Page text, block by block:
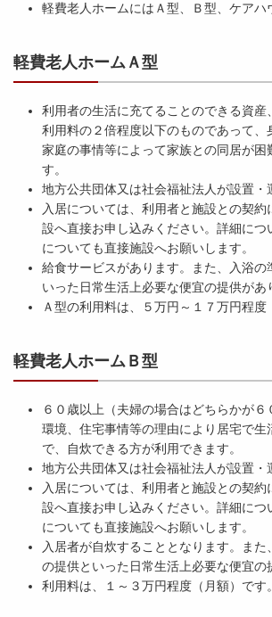
軽費老人ホームにはＡ型、Ｂ型、ケアハ
軽費老人ホームＡ型
利用者の生活に充てることのできる資産
利用料の２倍程度以下のものであって、
家庭の事情等によって家族との同居が困
す。
地方公共団体又は社会福祉法人が設置・
入居については、利用者と施設との契
設へ直接お申し込みください。詳細につ
についても直接施設へお願いします。
給食サービスがあります。また、入浴の
いった日常生活上必要な便宜の提供があ
Ａ型の利用料は、５万円～１７万円程度
軽費老人ホームＢ型
６０歳以上（夫婦の場合はどちらかが６
環境、住宅事情等の理由により居宅で生
で、自炊できる方が利用できます。
地方公共団体又は社会福祉法人が設置・
入居については、利用者と施設との契
設へ直接お申し込みください。詳細につ
についても直接施設へお願いします。
入居者が自炊することとなります。また
の提供といった日常生活上必要な便宜の
利用料は、１～３万円程度（月額）です。